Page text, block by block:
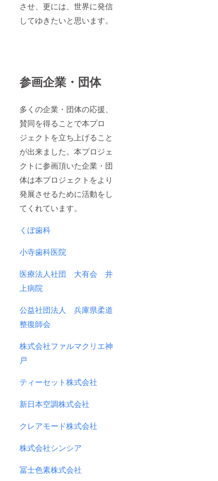
させ、更には、世界に発信
してゆきたいと思います。
参画企業・団体
多くの企業・団体の応援、
賛同を得ることで本プロ
ジェクトを立ち上げること
が出来ました。本プロジェ
クトに参画頂いた企業・団
体は本プロジェクトをより
発展させるために活動をし
てくれています。
くぼ歯科
小寺歯科医院
医療法人社団 大有会 井
上病院
公益社団法人 兵庫県柔道
整復師会
株式会社ファルマクリエ神
戸
ティーセット株式会社
新日本空調株式会社
クレアモード株式会社
株式会社シンシア
冨士色素株式会社